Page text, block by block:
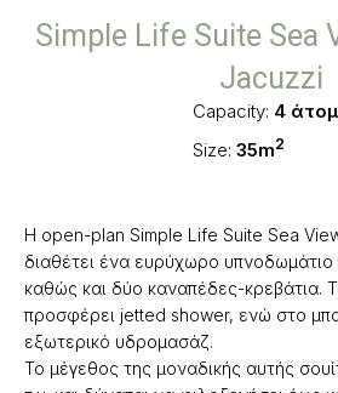
Simple Life Suite Sea
Jacuzzi
Capacity: 4
Size: 35m2
Η open-plan Simple Life Suite Sea
διαθέτει ένα ευρύχωρο
καθώς και δύο καναπέδες-κρεβάτια.
προσφέρει jetted shower, ενώ στο
εξωτερικό υδρομασάζ.
Το μέγεθος της μοναδικής αυτής